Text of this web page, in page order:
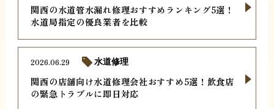
関西の水道管水漏れ修理おすすめランキング5選！
水道局指定の優良業者を比較
関西の店舗向け水道修理会社おすすめ5選！飲食店
の緊急トラブルに即日対応
2026.06.29 水道修理